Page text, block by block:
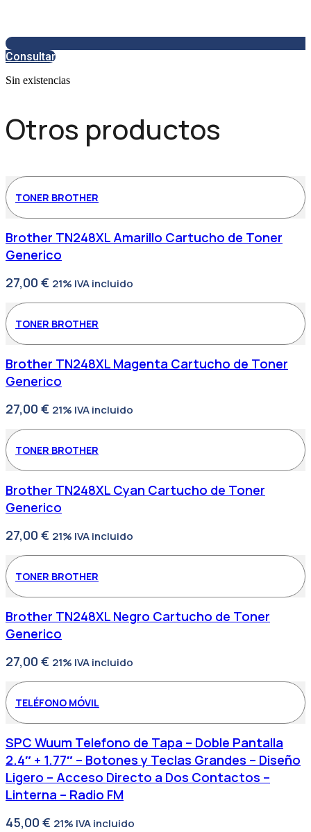
Consultar
Sin existencias
Otros productos
TONER BROTHER
Brother TN248XL Amarillo Cartucho de Toner
Generico
27,00 € 21% IVA incluido
TONER BROTHER
Brother TN248XL Magenta Cartucho de Toner
Generico
27,00 € 21% IVA incluido
TONER BROTHER
Brother TN248XL Cyan Cartucho de Toner
Generico
27,00 € 21% IVA incluido
TONER BROTHER
Brother TN248XL Negro Cartucho de Toner
Generico
27,00 € 21% IVA incluido
TELÉFONO MÓVIL
SPC Wuum Telefono de Tapa – Doble Pantalla
2.4″ + 1.77″ – Botones y Teclas Grandes – Diseño
Ligero – Acceso Directo a Dos Contactos –
Linterna – Radio FM
45,00 € 21% IVA incluido